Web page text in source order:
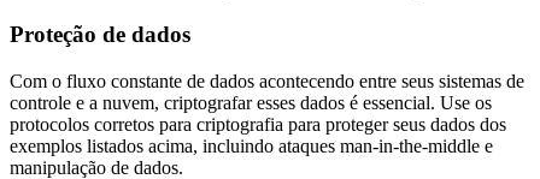
Proteção de dados
Com o fluxo constante de dados acontecendo entre seus sistemas de
controle e a nuvem, criptografar esses dados é essencial. Use os
protocolos corretos para criptografia para proteger seus dados dos
exemplos listados acima, incluindo ataques man-in-the-middle e
manipulação de dados.